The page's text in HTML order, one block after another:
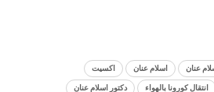
عنان اسلام عنان
اكسيت
انتقال كورونا بالهواء دكتور اسلام عنان